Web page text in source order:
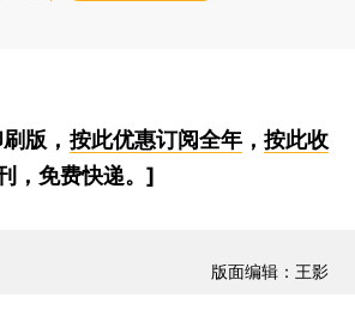
版， 按此优惠订阅全年， 按此收
，免费快递。]
版面编辑：王影